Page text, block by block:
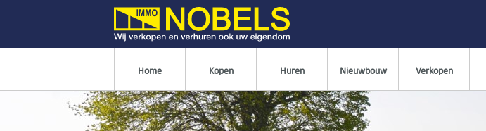
Home Kopen Huren Nieuwbouw Verkopen